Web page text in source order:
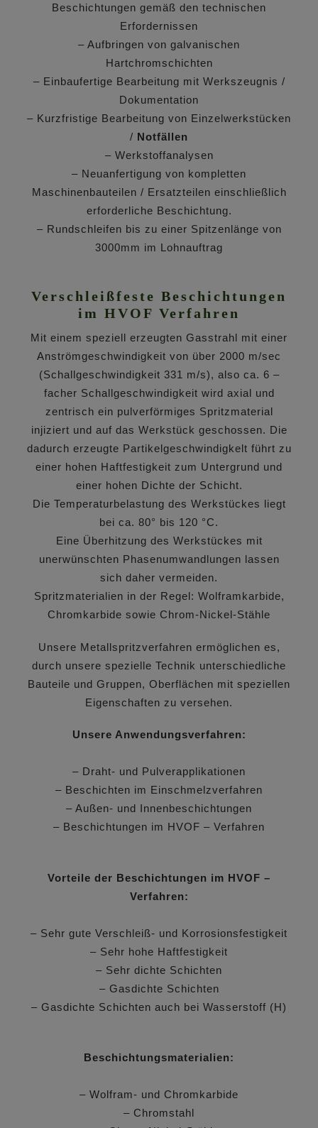
Beschichtungen gemäß den technischen
Erfordernissen
– Aufbringen von galvanischen
Hartchromschichten
– Einbaufertige Bearbeitung mit Werkszeugnis /
Dokumentation
– Kurzfristige Bearbeitung von Einzelwerkstücken
/ Notfällen
– Werkstoffanalysen
– Neuanfertigung von kompletten
Maschinenbauteilen / Ersatzteilen einschließlich
erforderliche Beschichtung.
– Rundschleifen bis zu einer Spitzenlänge von
3000mm im Lohnauftrag
Verschleißfeste Beschichtungen
im HVOF Verfahren
Mit einem speziell erzeugten Gasstrahl mit einer
Anströmgeschwindigkeit von über 2000 m/sec
(Schallgeschwindigkeit 331 m/s), also ca. 6 –
facher Schallgeschwindigkeit wird axial und
zentrisch ein pulverförmiges Spritzmaterial
injiziert und auf das Werkstück geschossen. Die
dadurch erzeugte Partikelgeschwindigkelt führt zu
einer hohen Haftfestigkeit zum Untergrund und
einer hohen Dichte der Schicht.
Die Temperaturbelastung des Werkstückes liegt
bei ca. 80° bis 120 °C.
Eine Überhitzung des Werkstückes mit
unerwünschten Phasenumwandlungen lassen
sich daher vermeiden.
Spritzmaterialien in der Regel: Wolframkarbide,
Chromkarbide sowie Chrom-Nickel-Stähle
Unsere Metallspritzverfahren ermöglichen es,
durch unsere spezielle Technik unterschiedliche
Bauteile und Gruppen, Oberflächen mit speziellen
Eigenschaften zu versehen.
Unsere Anwendungsverfahren:
– Draht- und Pulverapplikationen
– Beschichten im Einschmelzverfahren
– Außen- und Innenbeschichtungen
– Beschichtungen im HVOF – Verfahren
Vorteile der Beschichtungen im HVOF –
Verfahren:
– Sehr gute Verschleiß- und Korrosionsfestigkeit
– Sehr hohe Haftfestigkeit
– Sehr dichte Schichten
– Gasdichte Schichten
– Gasdichte Schichten auch bei Wasserstoff (H)
Beschichtungsmaterialien:
– Wolfram- und Chromkarbide
– Chromstahl